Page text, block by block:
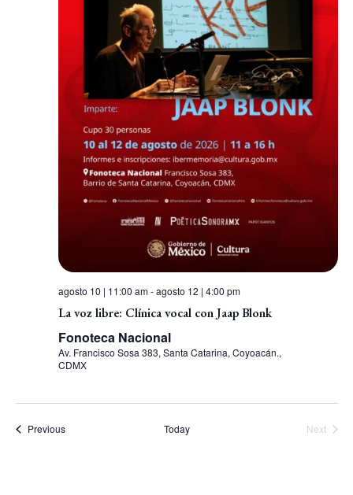
agosto 10 | 11:00 am-agosto 12 | 4:00 pm
La voz libre: Clínica vocal con Jaap Blonk
Fonoteca Nacional
Av. Francisco Sosa 383, Santa Catarina, Coyoacán.,
CDMX
PreviousEvents Today
Next